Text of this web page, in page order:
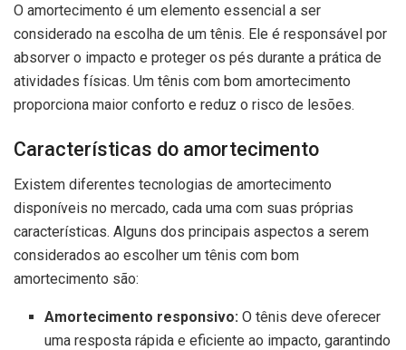
O amortecimento é um elemento essencial a ser
considerado na escolha de um tênis. Ele é responsável por
absorver o impacto e proteger os pés durante a prática de
atividades físicas. Um tênis com bom amortecimento
proporciona maior conforto e reduz o risco de lesões.
Características do amortecimento
Existem diferentes tecnologias de amortecimento
disponíveis no mercado, cada uma com suas próprias
características. Alguns dos principais aspectos a serem
considerados ao escolher um tênis com bom
amortecimento são:
Amortecimento responsivo: O tênis deve oferecer
uma resposta rápida e eficiente ao impacto, garantindo